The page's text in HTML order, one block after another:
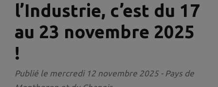
l’Industrie, c’est du 17
au 23 novembre 2025
!
Publié le mercredi 12 novembre 2025 - Pays de